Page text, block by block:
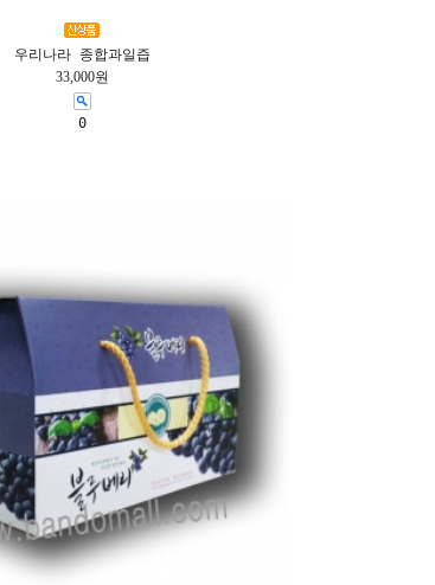
우리나라 종합과일즙
33,000원
0